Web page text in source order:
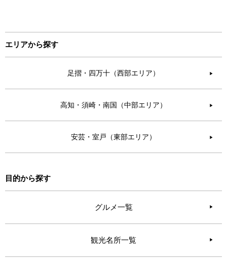
エリアから探す
足摺・四万十（西部エリア） ▶︎
高知・須崎・南国（中部エリア） ▶︎
安芸・室戸（東部エリア） ▶︎
目的から探す
グルメ一覧
観光名所一覧